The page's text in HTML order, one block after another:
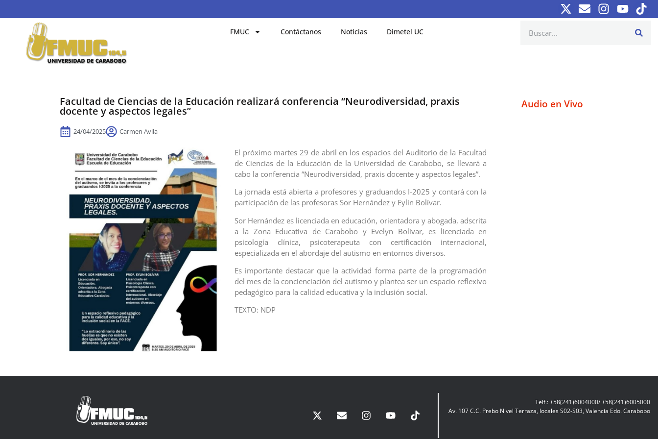
FMUC Contáctanos Noticias Dimetel UC
Facultad de Ciencias de la Educación realizará conferencia “Neurodiversidad, praxis
docente y aspectos legales”
24/04/2025 Carmen Avila
El próximo martes 29 de abril en los espacios del Auditorio de la Facultad
de Ciencias de la Educación de la Universidad de Carabobo, se llevará a
cabo la conferencia “Neurodiversidad, praxis docente y aspectos legales”.
La jornada está abierta a profesores y graduandos I-2025 y contará con la
participación de las profesoras Sor Hernández y Eylin Bolívar.
Sor Hernández es licenciada en educación, orientadora y abogada, adscrita
a la Zona Educativa de Carabobo y Evelyn Bolívar, es licenciada en
psicología clínica, psicoterapeuta con certificación internacional,
especializada en el abordaje del autismo en entornos diversos.
Es importante destacar que la actividad forma parte de la programación
del mes de la concienciación del autismo y plantea ser un espacio reflexivo
pedagógico para la calidad educativa y la inclusión social.
TEXTO: NDP
Audio en Vivo
Telf.: +58(241)6004000/ +58(241)6005000
Av. 107 C.C. Prebo Nivel Terraza, locales S02-S03, Valencia Edo. Carabobo